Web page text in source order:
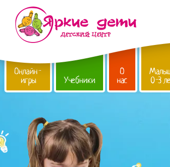
Онлайн-
игры Учебники
О
нас 0-3